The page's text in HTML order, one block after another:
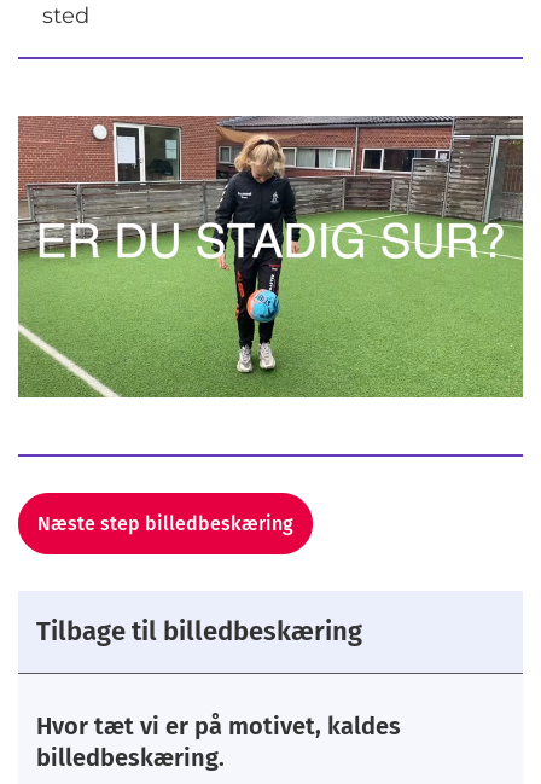
sted
Næste step billedbeskæring
Tilbage til billedbeskæring
Hvor tæt vi er på motivet, kaldes
billedbeskæring.